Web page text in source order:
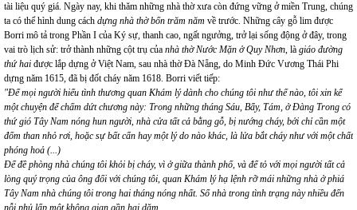
tài liệu quý giá. Ngày nay, khi thăm những nhà thờ xưa còn đứng vững ở miền Trung, chúng
ta có thể hình dung cách dựng nhà thờ bốn trăm năm về trước. Những cây gỗ lim được
Borri mô tả trong Phần I của Ký sự, thanh cao, ngất ngưởng, trở lại sống động ở đây, trong
vai trò lịch sử: trở thành những cột trụ của nhà thờ Nước Mặn ở Quy Nhơn, là giáo đường
thứ hai được lắp dựng ở Việt Nam, sau nhà thờ Đà Nẵng, do Minh Đức Vương Thái Phi
dựng năm 1615, đã bị đốt cháy năm 1618. Borri viết tiếp:
"Để mọi người hiểu tình thương quan Khám lý dành cho chúng tôi như thế nào, tôi xin kể
một chuyện để chấm dứt chương này: Trong những tháng Sáu, Bẩy, Tám, ở Đàng Trong có
thứ gió Tây Nam nóng hun người, nhà cửa tất cả bằng gỗ, bị nướng cháy, bởi chỉ cần một
đốm than nhỏ rơi, hoặc sự bất cẩn hay một lý do nào khác, là lửa bắt cháy như với một chất
phóng hoả (...)
Để đề phòng nhà chúng tôi khỏi bị cháy, vì ở giữa thành phố, và để tỏ với mọi người tất cả
lòng quý trọng của ông đối với chúng tôi, quan Khám lý hạ lệnh rỡ mái những nhà ở phiá
Tây Nam nhà chúng tôi trong hai tháng nóng nhất. Số nhà trong tình trạng này nhiều đến